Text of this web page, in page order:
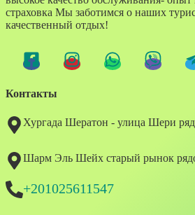
страховка Мы заботимся о наших
качественный отдых!
Контакты
Хургада Шератон - улица Шери
Шарм Эль Шейх старый рынок
+201025611547